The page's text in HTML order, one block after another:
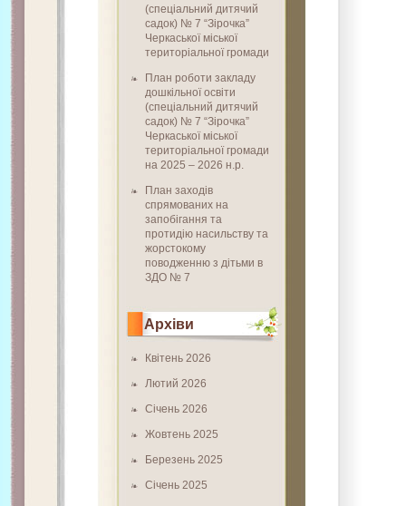
(спеціальний дитячий
садок) № 7 “Зірочка”
Черкаської міської
територіальної громади
План роботи закладу
дошкільної освіти
(спеціальний дитячий
садок) № 7 “Зірочка”
Черкаської міської
територіальної громади
на 2025 – 2026 н.р.
План заходів
спрямованих на
запобігання та
протидію насильству та
жорстокому
поводженню з дітьми в
ЗДО № 7
Архіви
Квітень 2026
Лютий 2026
Січень 2026
Жовтень 2025
Березень 2025
Січень 2025